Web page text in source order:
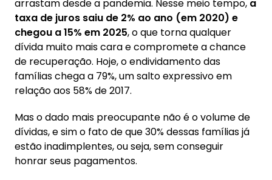
arrastam desde a pandemia. Nesse meio tempo, a
taxa de juros saiu de 2% ao ano (em 2020) e
chegou a 15% em 2025, o que torna qualquer
dívida muito mais cara e compromete a chance
de recuperação. Hoje, o endividamento das
famílias chega a 79%, um salto expressivo em
relação aos 58% de 2017.
Mas o dado mais preocupante não é o volume de
dívidas, e sim o fato de que 30% dessas famílias já
estão inadimplentes, ou seja, sem conseguir
honrar seus pagamentos.